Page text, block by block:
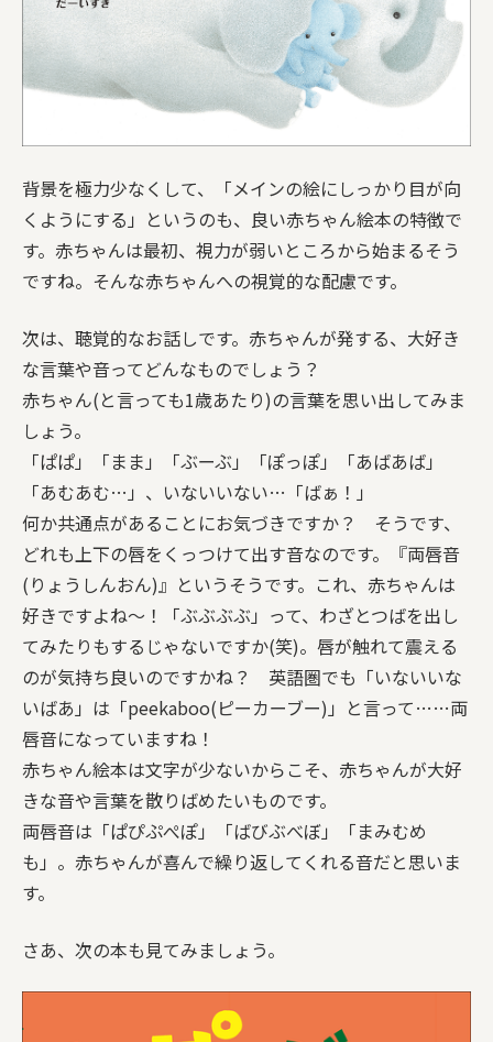
背景を極力少なくして、「メインの絵にしっかり目が向
くようにする」というのも、良い赤ちゃん絵本の特徴で
す。赤ちゃんは最初、視力が弱いところから始まるそう
ですね。そんな赤ちゃんへの視覚的な配慮です。
次は、聴覚的なお話しです。赤ちゃんが発する、大好き
な言葉や音ってどんなものでしょう？
赤ちゃん(と言っても1歳あたり)の言葉を思い出してみま
しょう。
「ぱぱ」「まま」「ぶーぶ」「ぽっぽ」「あばあば」
「あむあむ…」、いないいない…「ばぁ！」
何か共通点があることにお気づきですか？ そうです、
どれも上下の唇をくっつけて出す音なのです。『両唇音
(りょうしんおん)』というそうです。これ、赤ちゃんは
好きですよね〜！「ぶぶぶぶ」って、わざとつばを出し
てみたりもするじゃないですか(笑)。唇が触れて震える
のが気持ち良いのですかね？ 英語圏でも「いないいな
いばあ」は「peekaboo(ピーカーブー)」と言って……両
唇音になっていますね！
赤ちゃん絵本は文字が少ないからこそ、赤ちゃんが大好
きな音や言葉を散りばめたいものです。
両唇音は「ぱぴぷぺぽ」「ばびぶべぼ」「まみむめ
も」。赤ちゃんが喜んで繰り返してくれる音だと思いま
す。
さあ、次の本も見てみましょう。